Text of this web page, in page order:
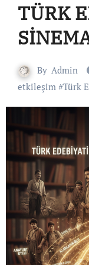
TÜRK
By Admin
etkileşim#Türk